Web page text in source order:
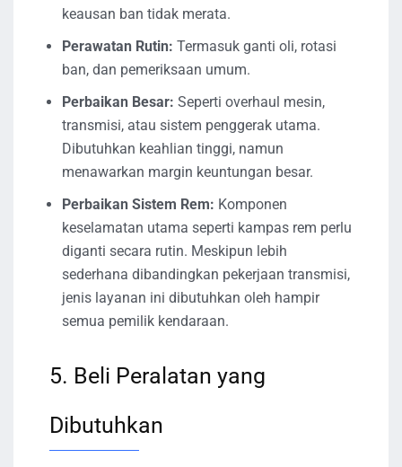
keausan ban tidak merata.
Perawatan Rutin: Termasuk ganti oli, rotasi
ban, dan pemeriksaan umum.
Perbaikan Besar: Seperti overhaul mesin,
transmisi, atau sistem penggerak utama.
Dibutuhkan keahlian tinggi, namun
menawarkan margin keuntungan besar.
Perbaikan Sistem Rem: Komponen
keselamatan utama seperti kampas rem perlu
diganti secara rutin. Meskipun lebih
sederhana dibandingkan pekerjaan transmisi,
jenis layanan ini dibutuhkan oleh hampir
semua pemilik kendaraan.
5. Beli Peralatan yang
Dibutuhkan